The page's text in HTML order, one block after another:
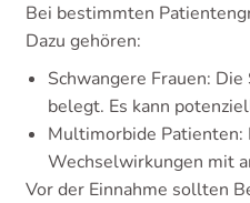
Bei bestimmten
Dazu gehören:
Schwangere Frauen:
belegt. Es kann
Multimorbide Patienten:
Wechselwirkungen mit
Vor der Einnahme sollten